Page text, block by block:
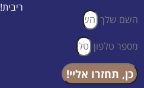
ריבית!
השם שלך
מספר טלפון
כן, תחזרו אליי!